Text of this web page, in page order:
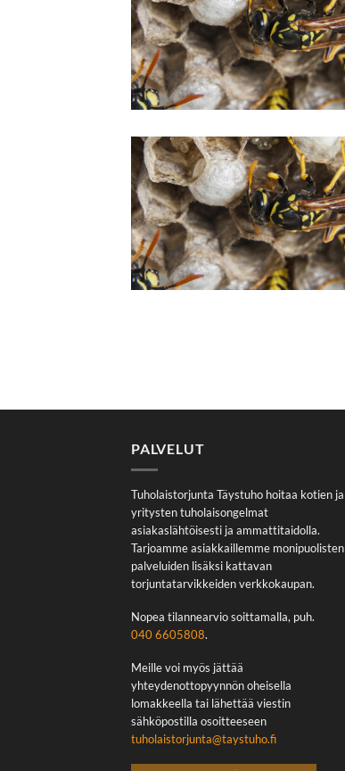
PALVELUT
Tuholaistorjunta Täystuho hoitaa kotien ja
yritysten tuholaisongelmat
asiakaslähtöisesti ja ammattitaidolla.
Tarjoamme asiakkaillemme monipuolisten
palveluiden lisäksi kattavan
torjuntatarvikkeiden verkkokaupan.
Nopea tilannearvio soittamalla, puh.
040 6605808.
Meille voi myös jättää
yhteydenottopyynnön oheisella
lomakkeella tai lähettää viestin
sähköpostilla osoitteeseen
tuholaistorjunta@taystuho.fi